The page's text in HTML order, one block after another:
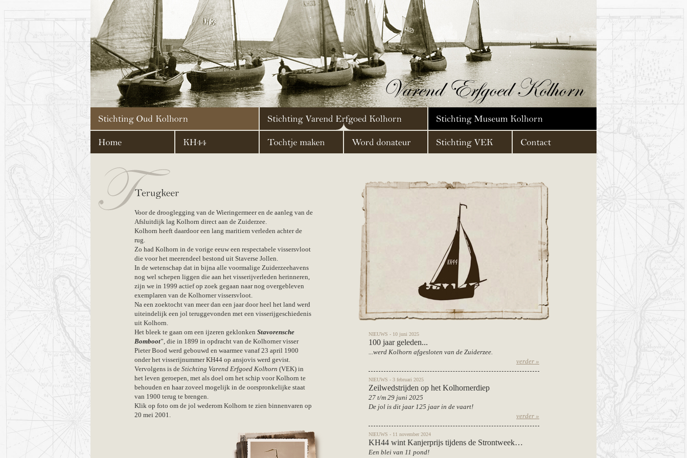
Voor de drooglegging van de Wieringermeer en de aanleg van de
Afsluitdijk lag Kolhorn direct aan de Zuiderzee.
Kolhorn heeft daardoor een lang maritiem verleden achter de
rug.
Zo had Kolhorn in de vorige eeuw een respectabele vissersvloot
die voor het meerendeel bestond uit Staverse Jollen.
In de wetenschap dat in bijna alle voormalige Zuiderzeehavens
nog wel schepen liggen die aan het visserijverleden herinneren,
zijn we in 1999 actief op zoek gegaan naar nog overgebleven
exemplaren van de Kolhorner vissersvloot.
Na een zoektocht van meer dan een jaar door heel het land werd
uiteindelijk een jol teruggevonden met een visserijgeschiedenis
uit Kolhorn.
Het bleek te gaan om een ijzeren geklonken Stavorensche
Bomboot”, die in 1899 in opdracht van de Kolhorner visser
Pieter Bood werd gebouwd en waarmee vanaf 23 april 1900
onder het visserijnummer KH44 op ansjovis werd gevist.
Vervolgens is de Stichting Varend Erfgoed Kolhorn (VEK) in
het leven geroepen, met als doel om het schip voor Kolhorn te
behouden en haar zoveel mogelijk in de oorspronkelijke staat
van 1900 terug te brengen.
Klik op foto om de jol wederom Kolhorn te zien binnenvaren op
20 mei 2001.
NIEUWS - 10 juni 2025
100 jaar geleden...
...werd Kolhorn afgesloten van de Zuiderzee.
verder »
NIEUWS - 3 februari 2025
Zeilwedstrijden op het Kolhornerdiep
27 t/m 29 juni 2025
De jol is dit jaar 125 jaar in de vaart!
verder »
NIEUWS - 11 november 2024
KH44 wint Kanjerprijs tijdens de Strontweek…
Een blei van 11 pond!